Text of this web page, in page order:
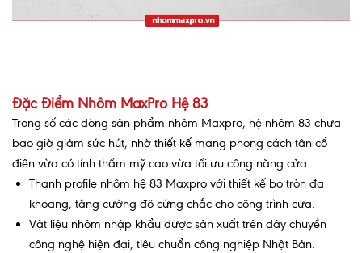
Đặc Điểm Nhôm MaxPro Hệ 83
Trong số các dòng sản phẩm nhôm Maxpro, hệ nhôm 83 chưa
bao giờ giảm sức hút, nhờ thiết kế mang phong cách tân cổ
điển vừa có tính thẩm mỹ cao vừa tối ưu công năng cửa.
Thanh profile nhôm hệ 83 Maxpro với thiết kế bo tròn đa
khoang, tăng cường độ cứng chắc cho công trình cửa.
Vật liệu nhôm nhập khẩu được sản xuất trên dây chuyền
công nghệ hiện đại, tiêu chuẩn công nghiệp Nhật Bản.